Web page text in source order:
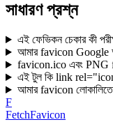
সাধারণ প্রশ্ন
এই ফেভিকন চেকার কী
আমার favicon Google
favicon.ico এবং PNG
এই টুল কি link rel="icon"
আমার favicon
F
FetchFavicon